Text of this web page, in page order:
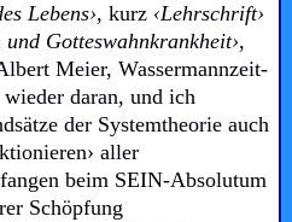
Lebens›,kurz ‹Lehrschrift›
und Gotteswahnkrankheit›,
Meier, Wassermannzeit-
daran, und ich
der Systemtheorie auch
aller
beim SEIN-Absolutum
Schöpfung